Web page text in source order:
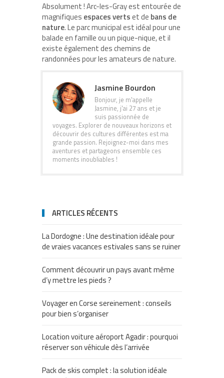
Absolument ! Arc-les-Gray est entourée de
magnifiques espaces vertset de bans de
nature. Le parc municipal est idéal pour une
balade en famille ou un pique-nique, et il
existe également des chemins de
randonnées pour les amateurs de nature.
Jasmine Bourdon
Bonjour, je m'appelle
Jasmine, j'ai 27 ans et je
suis passionnée de
voyages. Explorer de nouveaux horizons et
découvrir des cultures différentes est ma
grande passion. Rejoignez-moi dans mes
aventures et partageons ensemble ces
moments inoubliables !
ARTICLES RÉCENTS
La Dordogne : Une destination idéale pour
de vraies vacances estivales sans se ruiner
Comment découvrir un pays avant même
d’y mettre les pieds ?
Voyager en Corse sereinement : conseils
pour bien s’organiser
Location voiture aéroport Agadir : pourquoi
réserver son véhicule dès l’arrivée
Pack de skis complet : la solution idéale